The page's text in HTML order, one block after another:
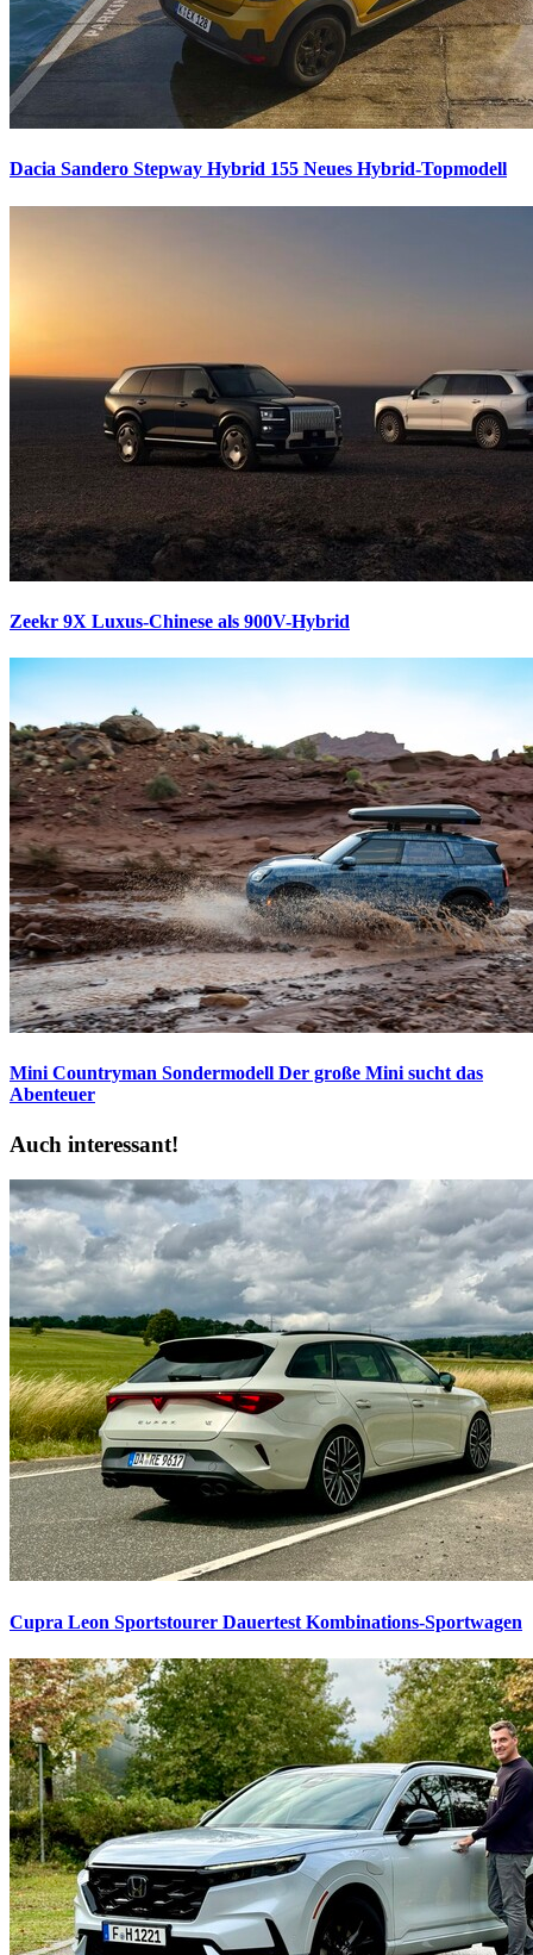
Dacia Sandero Stepway Hybrid 155 Neues Hybrid-Topmodell
Zeekr 9X Luxus-Chinese als 900V-Hybrid
Mini Countryman Sondermodell Der große Mini sucht das
Abenteuer
Auch interessant!
Cupra Leon Sportstourer Dauertest Kombinations-Sportwagen